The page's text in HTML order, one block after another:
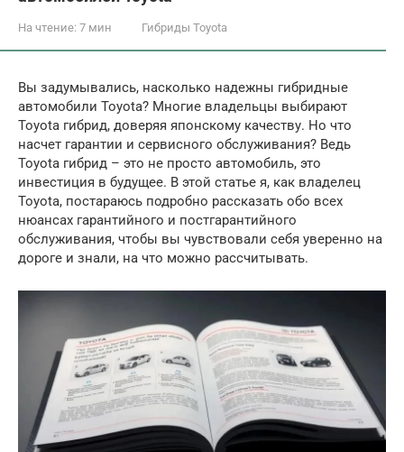
На чтение: 7 мин Гибриды Toyota
Вы задумывались, насколько надежны гибридные
автомобили Toyota? Многие владельцы выбирают
Toyota гибрид, доверяя японскому качеству. Но что
насчет гарантии и сервисного обслуживания? Ведь
Toyota гибрид – это не просто автомобиль, это
инвестиция в будущее. В этой статье я, как владелец
Toyota, постараюсь подробно рассказать обо всех
нюансах гарантийного и постгарантийного
обслуживания, чтобы вы чувствовали себя уверенно на
дороге и знали, на что можно рассчитывать.